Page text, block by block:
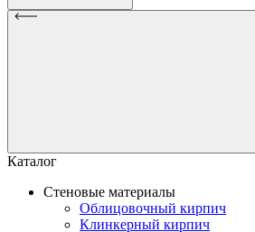
Каталог
Стеновые материалы
Облицовочный кирпич
Клинкерный кирпич